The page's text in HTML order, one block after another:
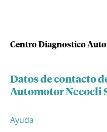
Centro Diagnostico
Datos de contacto
Automotor Necocli
Ayuda